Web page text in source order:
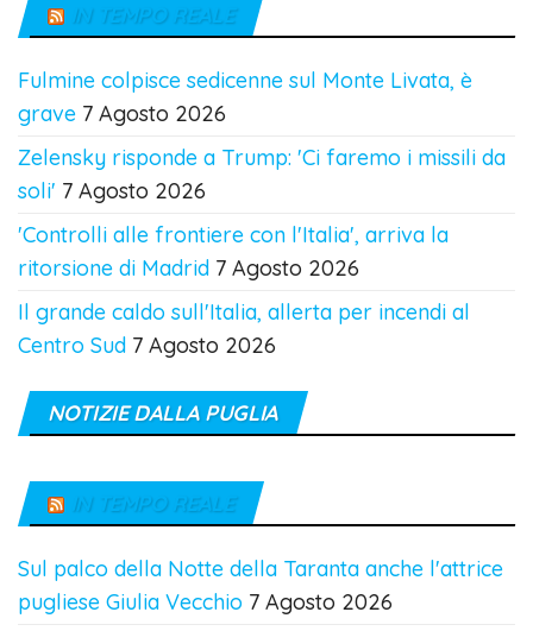
IN TEMPO REALE
Fulmine colpisce sedicenne sul Monte Livata, è
grave 7 Agosto 2026
Zelensky risponde a Trump: 'Ci faremo i missili da
soli' 7 Agosto 2026
'Controlli alle frontiere con l'Italia', arriva la
ritorsione di Madrid 7 Agosto 2026
Il grande caldo sull'Italia, allerta per incendi al
Centro Sud 7 Agosto 2026
NOTIZIE DALLA PUGLIA
IN TEMPO REALE
Sul palco della Notte della Taranta anche l'attrice
pugliese Giulia Vecchio 7 Agosto 2026